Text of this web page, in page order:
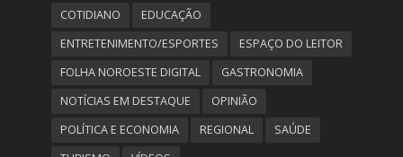
COTIDIANO
EDUCAÇÃO
ENTRETENIMENTO/ESPORTES
ESPAÇO DO LEITOR
FOLHA NOROESTE DIGITAL
GASTRONOMIA
NOTÍCIAS EM DESTAQUE
OPINIÃO
POLÍTICA E ECONOMIA
REGIONAL
SAÚDE